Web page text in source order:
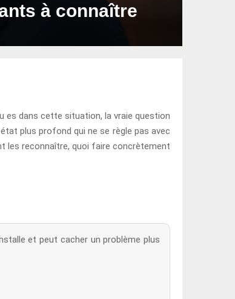
à connaître
es dans cette situation, la vraie question
plus profond qui ne se règle pas avec
les reconnaître, quoi faire concrètement
et peut cacher un problème plus